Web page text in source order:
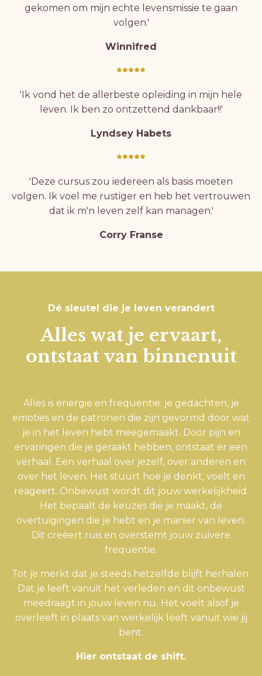
gekomen om mijn echte levensmissie te gaan
volgen.'
Winnifred
'Ik vond het de allerbeste opleiding in mijn hele
leven. Ik ben zo ontzettend dankbaar!!'
Lyndsey Habets
'Deze cursus zou iedereen als basis moeten
volgen. Ik voel me rustiger en heb het vertrouwen
dat ik m'n leven zelf kan managen.'
Corry Franse
Dé sleutel die je leven verandert
Alles wat je ervaart,
ontstaat van binnenuit
Alles is energie en frequentie: je gedachten, je
emoties en de patronen die zijn gevormd door wat
je in het leven hebt meegemaakt. Door pijn en
ervaringen die je geraakt hebben, ontstaat er een
verhaal. Een verhaal over jezelf, over anderen en
over het leven. Het stuurt hoe je denkt, voelt en
reageert. Onbewust wordt dit jouw werkelijkheid.
Het bepaalt de keuzes die je maakt, de
overtuigingen die je hebt en je manier van leven.
Dit creëert ruis en overstemt jouw zuivere
frequentie.
Tot je merkt dat je steeds hetzelfde blijft herhalen.
Dat je leeft vanuit het verleden en dit onbewust
meedraagt in jouw leven nu. Het voelt alsof je
overleeft in plaats van werkelijk leeft vanuit wie jij
bent.
Hier ontstaat de shift.